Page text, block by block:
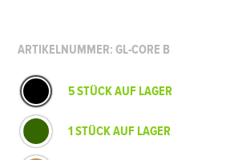
ARTIKELNUMMER: GL-CORE B
5 STÜCK AUF LAGER
1 STÜCK AUF LAGER